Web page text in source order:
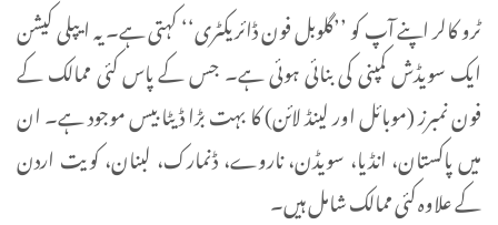
ٹرو کالر اپنے آپ کو ’’گلوبل فون ڈائریکٹری‘‘ کہتی ہے۔ یہ ایپلی کیشن
ایک سویڈش کمپنی کی بنائی ہوئی ہے۔ جس کے پاس کئی ممالک کے
فون نمبرز (موبائل اور لینڈ لائن) کا بہت بڑا ڈیٹا بیس موجود ہے۔ ان
میں پاکستان، انڈیا، سویڈن، ناروے، ڈنمارک، لبنان، کویت اردن
کے علاوہ کئی ممالک شامل ہیں۔